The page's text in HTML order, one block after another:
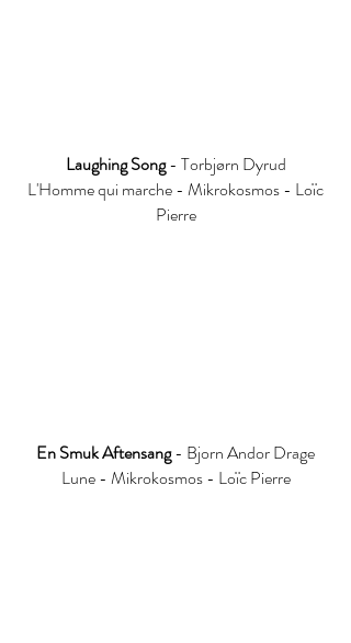
Laughing Song- Torbjørn Dyrud
L'Homme qui marche - Mikrokosmos - Loïc
Pierre
En Smuk Aftensang- Bjorn Andor Drage
Lune - Mikrokosmos - Loïc Pierre